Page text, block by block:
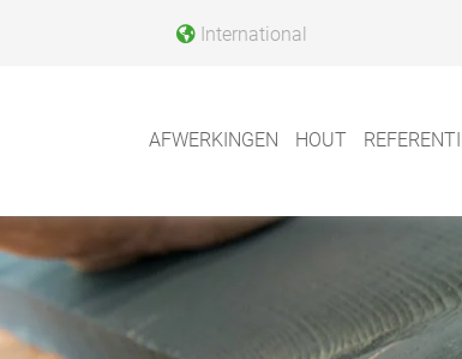
International
AFWERKINGEN HOUT